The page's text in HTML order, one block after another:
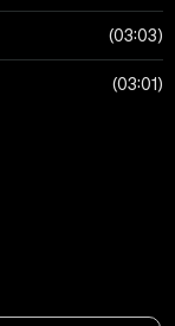
03:03
03:01